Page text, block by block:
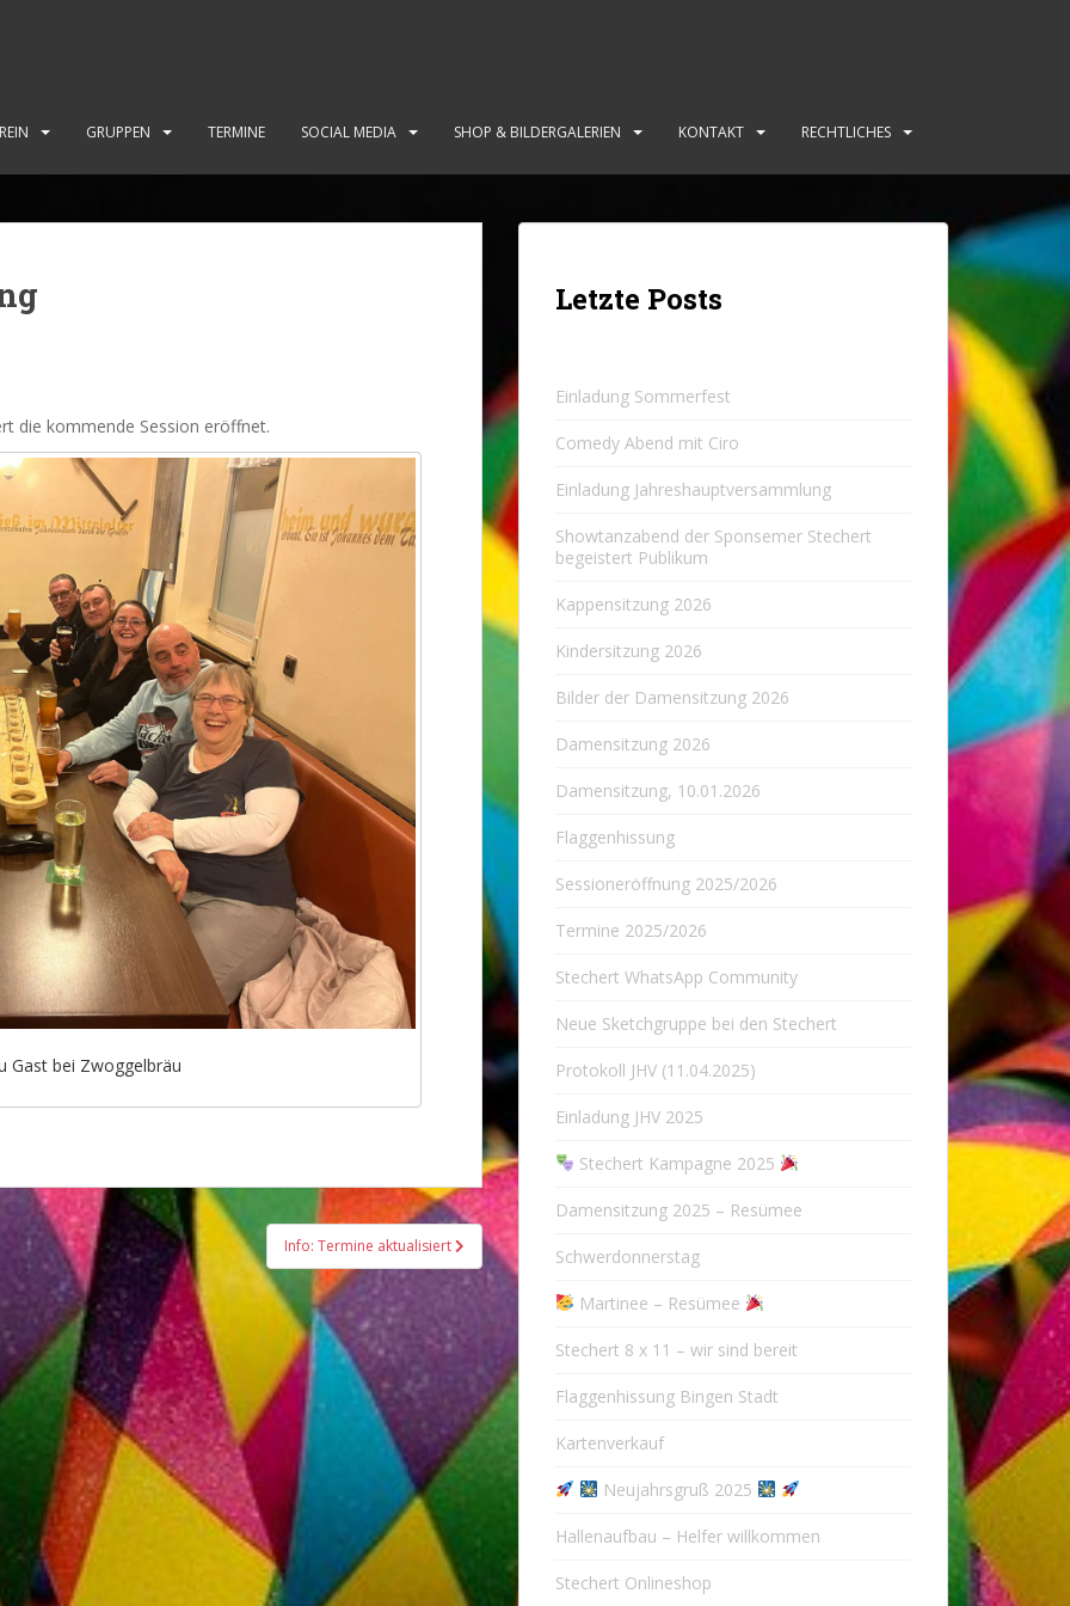
GRUPPEN TERMINE SOCIAL MEDIA SHOP & BILDERGALERIEN KONTAKT RECHTLICHES
die kommende Session eröffnet.
Gast bei Zwoggelbräu
Info: Termine aktualisiert
Letzte Posts
Einladung Sommerfest
Comedy Abend mit Ciro
Einladung Jahreshauptversammlung
Showtanzabend der Sponsemer Stechert
begeistert Publikum
Kappensitzung 2026
Kindersitzung 2026
Bilder der Damensitzung 2026
Damensitzung 2026
Damensitzung, 10.01.2026
Flaggenhissung
Sessioneröffnung 2025/2026
Termine 2025/2026
Stechert WhatsApp Community
Neue Sketchgruppe bei den Stechert
Protokoll JHV (11.04.2025)
Einladung JHV 2025
Stechert Kampagne 2025
Damensitzung 2025 – Resümee
Schwerdonnerstag
Martinee – Resümee
Stechert 8 x 11 – wir sind bereit
Flaggenhissung Bingen Stadt
Kartenverkauf
Neujahrsgruß 2025
Hallenaufbau – Helfer willkommen
Stechert Onlineshop